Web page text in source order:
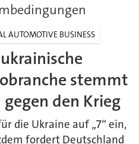
AUTOMOTIVE BUSINESS
stemmt
gegen den Krieg
die Ukraine auf „7“ ein,
fordert Deutschland